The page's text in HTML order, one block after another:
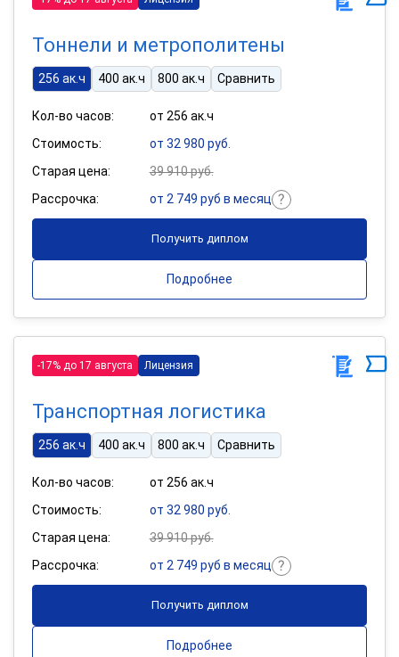
Тоннели и метрополитены
256 ак.ч 400 ак.ч 800 ак.ч Сравнить
Кол-во часов:
от 256 ак.ч
Стоимость:
от 32 980 руб.
Старая цена:
39 910 руб.
Рассрочка:
от 2 749 руб в месяц
Получить диплом
Подробнее
-17% до 17 августа Лицензия
Транспортная логистика
256 ак.ч 400 ак.ч 800 ак.ч Сравнить
Кол-во часов:
от 256 ак.ч
Стоимость:
от 32 980 руб.
Старая цена:
39 910 руб.
Рассрочка:
от 2 749 руб в месяц
Получить диплом
Подробнее